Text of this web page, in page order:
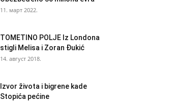
11. март 2022.
TOMETINO POLJE Iz Londona
stigli Melisa i Zoran Đukić
14. август 2018.
Izvor života i bigrene kade
Stopića pećine